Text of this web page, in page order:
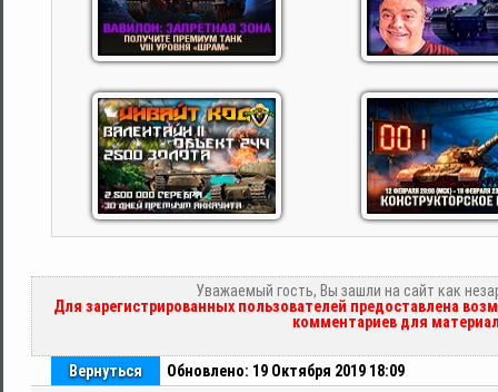
Уважаемый гость, Вы зашли на сайт как
Для зарегистрированных пользователей предоставлена
комментариев для
Вернуться Обновлено: 19 Октября 2019 18:09